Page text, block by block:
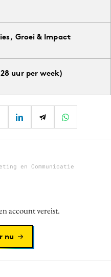
Groei & Impact
uur per week)
en Communicatie
account vereist.
nu